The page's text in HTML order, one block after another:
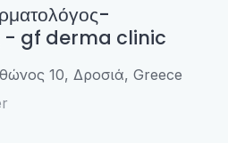
- gf derma clinic
10, Δροσιά, Greece